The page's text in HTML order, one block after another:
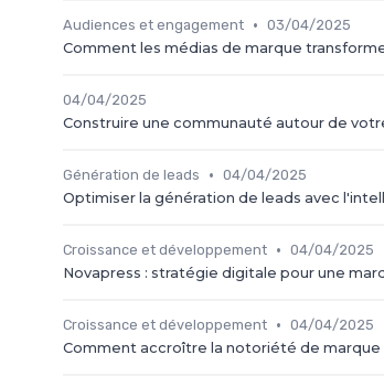
Audiences et engagement • 03/04/2025
Comment les médias de marque
04/04/2025
Construire une communauté autour de
Génération de leads • 04/04/2025
Optimiser la génération de leads avec
Croissance et développement • 04/04/2025
Novapress : stratégie digitale pour une
Croissance et développement • 04/04/2025
Comment accroître la notoriété de marque